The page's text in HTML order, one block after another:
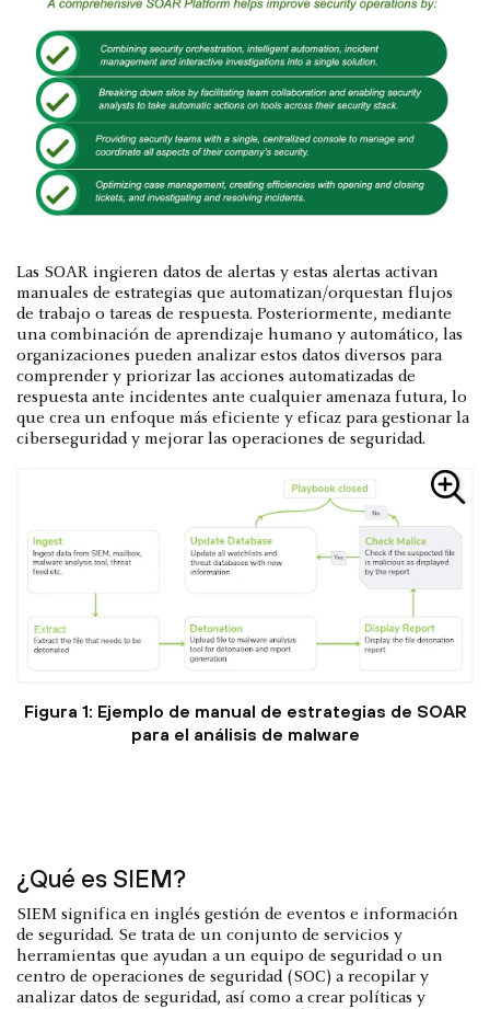
Las SOAR ingieren datos de alertas y estas alertas activan
manuales de estrategias que automatizan/orquestan flujos
de trabajo o tareas de respuesta. Posteriormente, mediante
una combinación de aprendizaje humano y automático, las
organizaciones pueden analizar estos datos diversos para
comprender y priorizar las acciones automatizadas de
respuesta ante incidentes ante cualquier amenaza futura, lo
que crea un enfoque más eficiente y eficaz para gestionar la
ciberseguridad y mejorar las operaciones de seguridad.
Figura 1: Ejemplo de manual de estrategias de SOAR
para el análisis de malware
¿Qué es SIEM?
SIEM significa en inglés gestión de eventos e información
de seguridad. Se trata de un conjunto de servicios y
herramientas que ayudan a un equipo de seguridad o un
centro de operaciones de seguridad (SOC) a recopilar y
analizar datos de seguridad, así como a crear políticas y